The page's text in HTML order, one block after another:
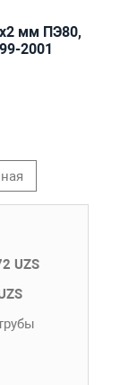
мм ПЭ80,
2001
UZS